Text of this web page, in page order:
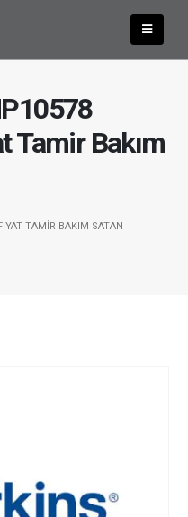
Tamir Bakım
TAMIR BAKIM SATAN